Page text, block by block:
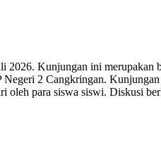
2026. Kunjungan ini merupakan
Negeri 2 Cangkringan.
oleh para siswa siswi. Diskusi